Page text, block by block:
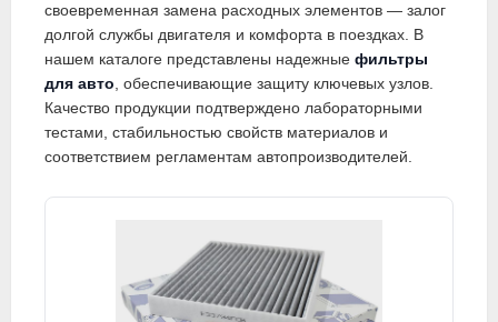
своевременная замена расходных элементов — залог
долгой службы двигателя и комфорта в поездках. В
нашем каталоге представлены надежные фильтры
для авто , обеспечивающие защиту ключевых узлов.
Качество продукции подтверждено лабораторными
тестами, стабильностью свойств материалов и
соответствием регламентам автопроизводителей.